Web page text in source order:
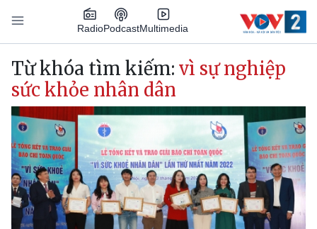
Nhảy đến nội dung
RadioPodcastMultimedia
Main navigation
Từ khóa tìm kiếm: vì sự nghiệp
sức khỏe nhân dân